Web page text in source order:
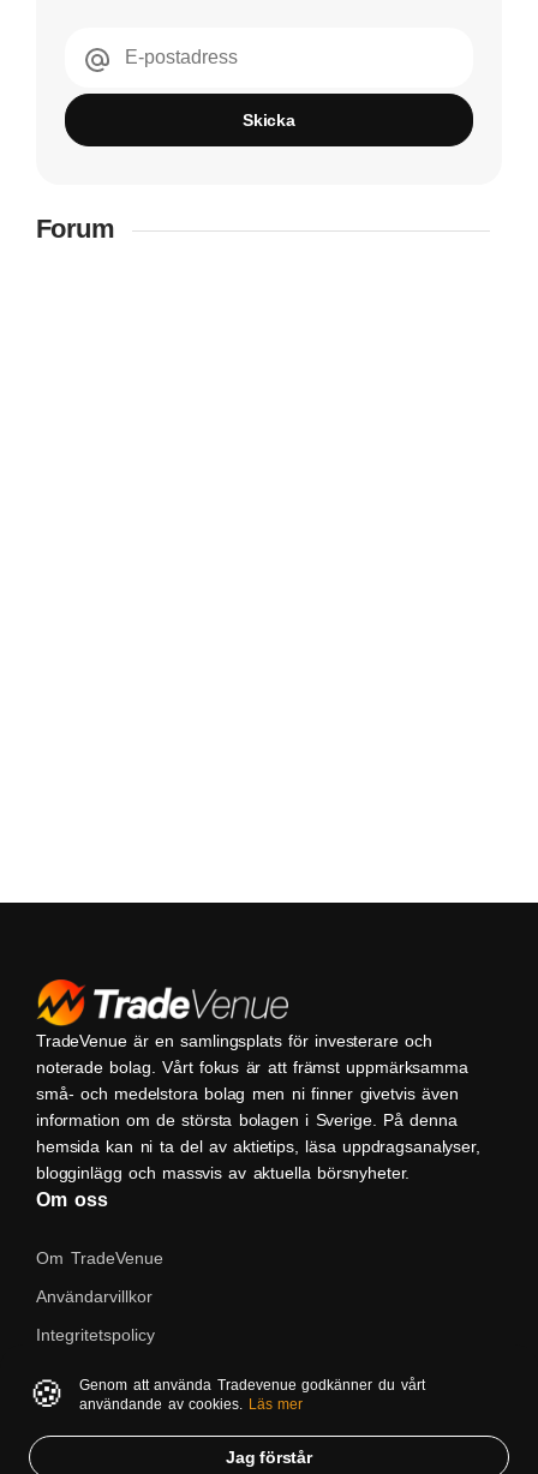
E-postadress
Skicka
Forum
TradeVenue är en samlingsplats för investerare och
noterade bolag. Vårt fokus är att främst uppmärksamma
små- och medelstora bolag men ni finner givetvis även
information om de största bolagen i Sverige. På denna
hemsida kan ni ta del av aktietips, läsa uppdragsanalyser,
blogginlägg och massvis av aktuella börsnyheter.
Om oss
Om TradeVenue
Användarvillkor
Integritetspolicy
Native
🍪
Genom att använda Tradevenue godkänner du vårt
användande av cookies. Läs mer
Jag förstår